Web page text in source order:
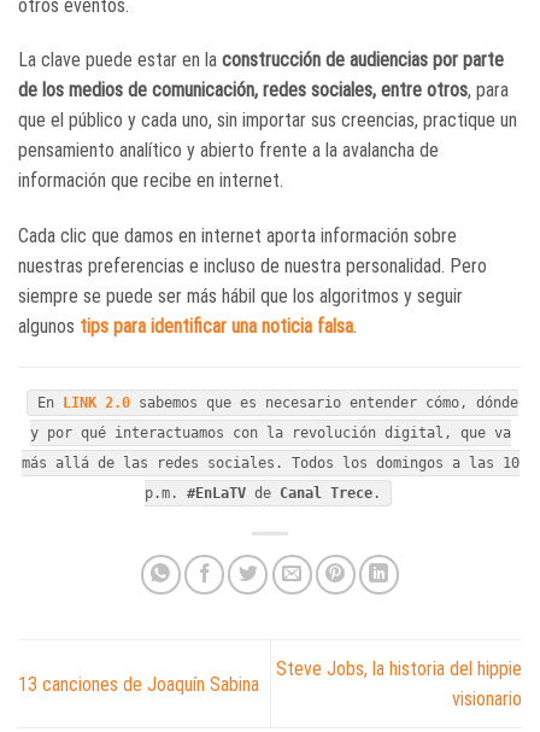
otros eventos.
La clave puede estar en la construcción de audiencias por parte
de los medios de comunicación, redes sociales, entre otros, para
que el público y cada uno, sin importar sus creencias, practique un
pensamiento analítico y abierto frente a la avalancha de
información que recibe en internet.
Cada clic que damos en internet aporta información sobre
nuestras preferencias e incluso de nuestra personalidad. Pero
siempre se puede ser más hábil que los algoritmos y seguir
algunos tips para identificar una noticia falsa.
En LINK 2.0sabemos que es necesario entender cómo, dónde
y por qué interactuamos con la revolución digital, que va
más allá de las redes sociales. Todos los domingos a las 10
p.m. #EnLaTVde Canal Trece.
13 canciones de Joaquín Sabina
Steve Jobs, la historia del hippie
visionario